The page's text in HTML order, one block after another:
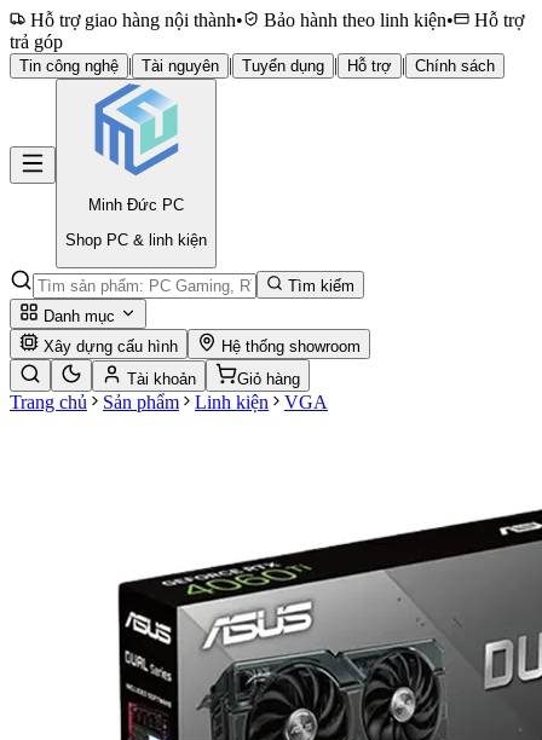
Hỗ trợ giao hàng nội thành• Bảo hành theo linh kiện•
Hỗ trợ
trả góp
Tin công nghệ | Tài nguyên | Tuyển dụng | Hỗ trợ | Chính sách
Minh Đức PC
Shop PC & linh kiện
Tìm kiếm
Danh mục
Xây dựng cấu hình
Hệ thống showroom
Tài khoản
Giỏ hàng
Trang chủ Sản phẩm Linh kiện VGA